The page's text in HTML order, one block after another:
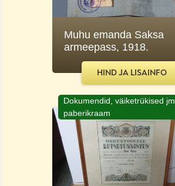
Muhu emanda Saksa
armeepass, 1918.
HIND JA LISAINFO
Dokumendid, väiketrükised jm.
paberikraam